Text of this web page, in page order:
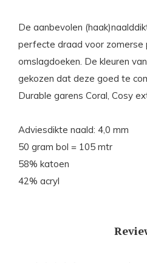
De aanbevolen
perfecte draad voor zomerse
omslagdoeken. De kleuren
gekozen dat deze goed te
Durable garens Coral, Cosy
Adviesdikte naald: 4,0 mm
50 gram bol = 105 mtr
58% katoen
42% acryl